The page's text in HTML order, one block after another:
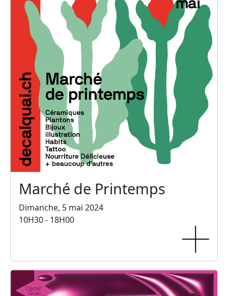
Marché de Printemps
Dimanche, 5 mai 2024
10H30 - 18H00